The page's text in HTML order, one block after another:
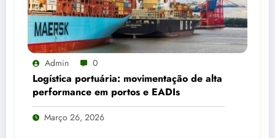
Admin 0
Logística portuária: movimentação de alta
performance em portos e EADIs
Março 26, 2026